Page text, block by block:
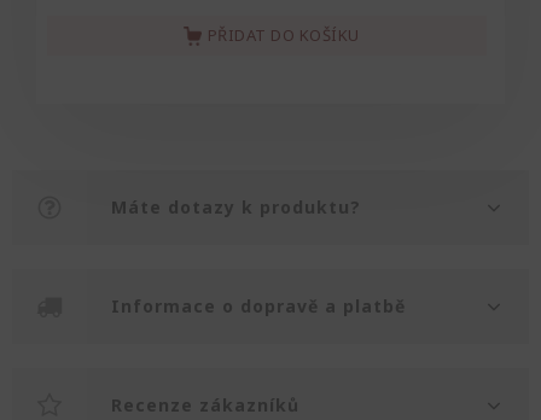
PŘIDAT DO KOŠÍKU
Máte dotazy k produktu?
Informace o dopravě a platbě
Recenze zákazníků